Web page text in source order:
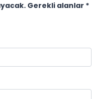
Gerekli alanlar *